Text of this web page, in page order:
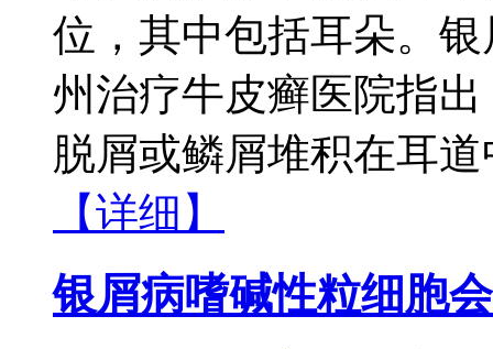
位，其中包括耳朵。
州治疗牛皮癣医院指
脱屑或鳞屑堆积在耳
【详细】
银屑病嗜碱性粒细胞